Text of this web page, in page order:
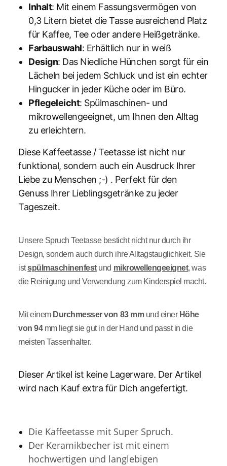
Inhalt: Mit einem Fassungsvermögen von
0,3 Litern bietet die Tasse ausreichend Platz
für Kaffee, Tee oder andere Heißgetränke.
Farbauswahl: Erhältlich nur in weiß
Design: Das Niedliche Hünchen sorgt für ein
Lächeln bei jedem Schluck und ist ein echter
Hingucker in jeder Küche oder im Büro.
Pflegeleicht: Spülmaschinen- und
mikrowellengeeignet, um Ihnen den Alltag
zu erleichtern.
Diese Kaffeetasse / Teetasse ist nicht nur
funktional, sondern auch ein Ausdruck Ihrer
Liebe zu Menschen ;-) . Perfekt für den
Genuss Ihrer Lieblingsgetränke zu jeder
Tageszeit.
Unsere Spruch Teetasse besticht nicht nur durch ihr
Design, sondern auch durch ihre Alltagstauglichkeit. Sie
istspülmaschinenfestund mikrowellengeeignet, was
die Reinigung und Verwendung zum Kinderspiel macht.
Mit einem Durchmesser von 83 mm und einer Höhe
von 94 mm liegt sie gut in der Hand und passt in die
meisten Tassenhalter.
Dieser Artikel ist keine Lagerware. Der Artikel
wird nach Kauf extra für Dich angefertigt.
Die Kaffeetasse mit Super Spruch.
Der Keramikbecher ist mit einem
hochwertigen und langlebigen